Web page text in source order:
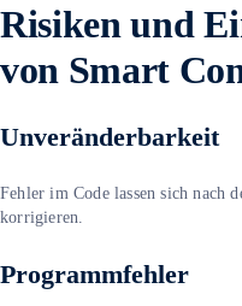
Risiken und
von Smart
Unveränderbarkeit
Fehler im Code lassen sich nach
korrigieren.
Programmfehler